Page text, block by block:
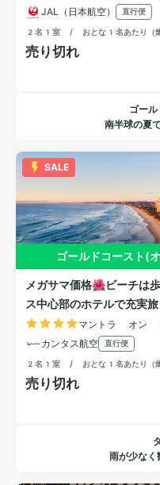
ゴー
南半球の夏
雨が少な